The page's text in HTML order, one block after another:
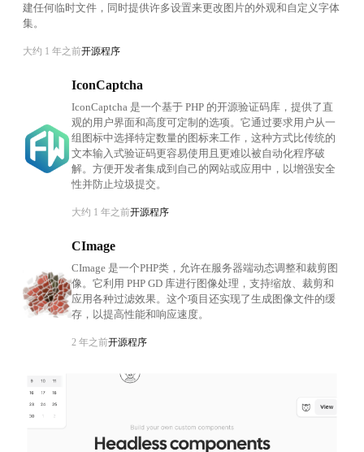
建任何临时文件，同时提供许多设置来更改图片的外观和自定义字体
集。
大约 1 年之前开源程序
IconCaptcha
IconCaptcha 是一个基于 PHP 的开源验证码库，提供了直
观的用户界面和高度可定制的选项。它通过要求用户从一
组图标中选择特定数量的图标来工作，这种方式比传统的
文本输入式验证码更容易使用且更难以被自动化程序破
解。方便开发者集成到自己的网站或应用中，以增强安全
性并防止垃圾提交。
大约 1 年之前开源程序
CImage
CImage 是一个PHP类，允许在服务器端动态调整和裁剪图
像。它利用 PHP GD 库进行图像处理，支持缩放、裁剪和
应用各种过滤效果。这个项目还实现了生成图像文件的缓
存，以提高性能和响应速度。
2 年之前开源程序